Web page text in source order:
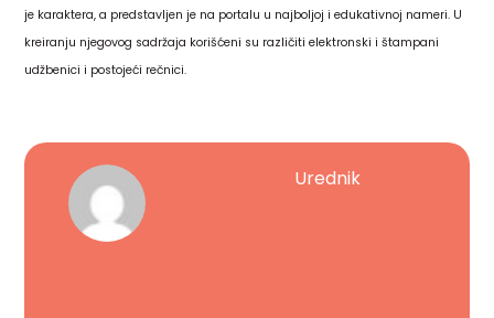
je karaktera, a predstavljen je na portalu u najboljoj i edukativnoj nameri. U
kreiranju njegovog sadržaja korišćeni su različiti elektronski i štampani
udžbenici i postojeći rečnici.
Urednik